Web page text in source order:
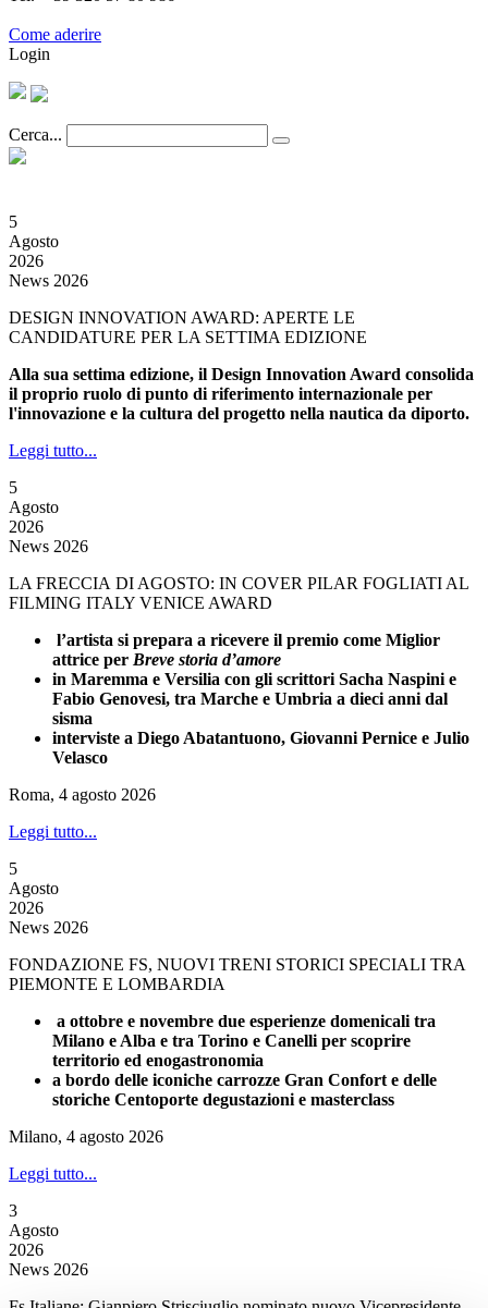
Come aderire
Login
Cerca...
5
Agosto
2026
News 2026
DESIGN INNOVATION AWARD: APERTE LE
CANDIDATURE PER LA SETTIMA EDIZIONE
Alla sua settima edizione, il Design Innovation Award consolida
il proprio ruolo di punto di riferimento internazionale per
l'innovazione e la cultura del progetto nella nautica da diporto.
Leggi tutto...
5
Agosto
2026
News 2026
LA FRECCIA DI AGOSTO: IN COVER PILAR FOGLIATI AL
FILMING ITALY VENICE AWARD
l’artista si prepara a ricevere il premio come Miglior
attrice per Breve storia d’amore
in Maremma e Versilia con gli scrittori Sacha Naspini e
Fabio Genovesi, tra Marche e Umbria a dieci anni dal
sisma
interviste a Diego Abatantuono, Giovanni Pernice e Julio
Velasco
Roma, 4 agosto 2026
Leggi tutto...
5
Agosto
2026
News 2026
FONDAZIONE FS, NUOVI TRENI STORICI SPECIALI TRA
PIEMONTE E LOMBARDIA
a ottobre e novembre due esperienze domenicali tra
Milano e Alba e tra Torino e Canelli per scoprire
territorio ed enogastronomia
a bordo delle iconiche carrozze Gran Confort e delle
storiche Centoporte degustazioni e masterclass
Milano, 4 agosto 2026
Leggi tutto...
3
Agosto
2026
News 2026